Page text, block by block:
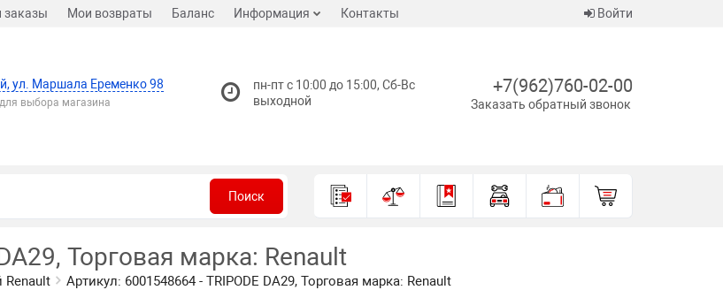
заказы Мои возвраты Баланс Информация Контакты Войти
ул. Маршала Еременко 98
выбора магазина
пн-пт с 10:00 до 15:00, Сб-Вс
выходной
+7(962)760-02-00
Заказать обратный звонок
Поиск
Торговая марка: Renault
Renault Артикул: 6001548664 - TRIPODE DA29, Торговая марка: Renault